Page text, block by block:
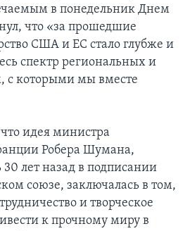
в понедельник Днем
что «за прошедшие
США и ЕС стало глубже и
спектр региональных и
с которыми мы вместе
идея министра
Робера Шумана,
30 лет назад в подписании
союзе, заключалась в том,
и творческое
к прочному миру в